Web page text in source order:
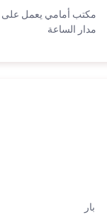
مكتب أمامي يعمل على
مدار الساعة
بار